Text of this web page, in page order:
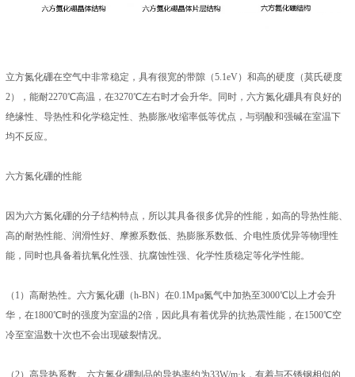
立方氮化硼在空气中非常稳定，具有很宽的带隙（5.1eV）和高的硬度（莫氏硬度
2），能耐2270℃高温，在3270℃左右时才会升华。同时，六方氮化硼具有良好的
绝缘性、导热性和化学稳定性、热膨胀/收缩率低等优点，与弱酸和强碱在室温下
均不反应。
六方氮化硼的性能
因为六方氮化硼的分子结构特点，所以其具备很多优异的性能，如高的导热性能、
高的耐热性能、润滑性好、摩擦系数低、热膨胀系数低、介电性质优异等物理性
能，同时也具备着抗氧化性强、抗腐蚀性强、化学性质稳定等化学性能。
（1）高耐热性。六方氮化硼（h-BN）在0.1Mpa氮气中加热至3000℃以上才会升
华，在1800℃时的强度为室温的2倍，因此具有着优异的抗热震性能，在1500℃空
冷至室温数十次也不会出现破裂情况。
（2）高导热系数。六方氮化硼制品的导热率约为33W/m·k，有着与不锈钢相似的